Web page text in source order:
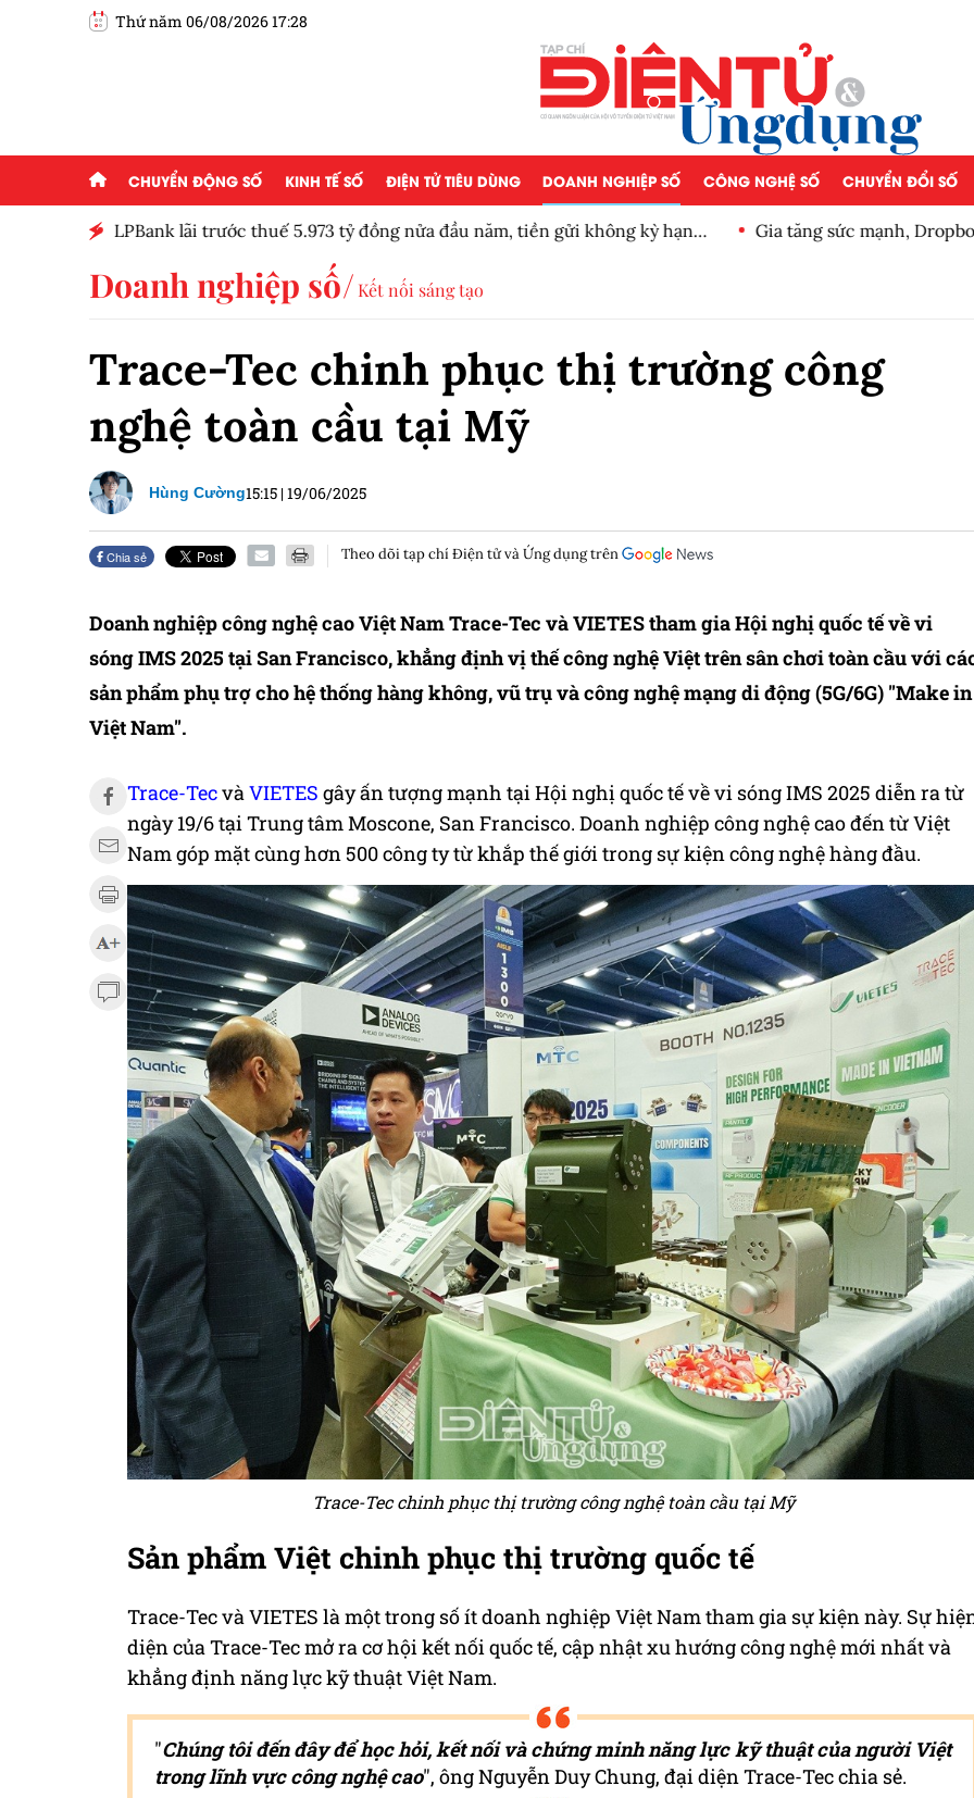
Thứ năm 06/08/2026 17:28
CHUYỂN ĐỘNG SỐ KINH TẾ SỐ ĐIỆN TỬ TIÊU DÙNG DOANH NGHIỆP SỐ CÔNG NGHỆ SỐ CHUYỂN ĐỔI SỐ
LPBank lãi trước thuế 5.973 tỷ đồng nửa đầu năm, tiền gửi không kỳ hạn
Gia tăng sức mạnh,
Doanh nghiệp số Kết nối sáng tạo
Trace-Tec chinh phục thị trường công
nghệ toàn cầu tại Mỹ
Hùng Cường15:15 |19/06/2025
Chia sẻ Theo dõi tạp chí Điện tử và Ứng dụng trên
Doanh nghiệp công nghệ cao Việt Nam Trace-Tec và VIETES tham gia Hội nghị quốc tế về vi
sóng IMS 2025 tại San Francisco, khẳng định vị thế công nghệ Việt trên sân chơi toàn cầu với
sản phẩm phụ trợ cho hệ thống hàng không, vũ trụ và công nghệ mạng di động (5G/6G) "Make in
Việt Nam".
Trace-TecvàVIETES gây ấn tượng mạnh tại Hội nghị quốc tế về vi sóng IMS 2025 diễn ra từ
ngày 19/6 tại Trung tâm Moscone, San Francisco. Doanh nghiệp công nghệ cao đến từ Việt
Nam góp mặt cùng hơn 500 công ty từ khắp thế giới trong sự kiện công nghệ hàng đầu.
Trace-Tec chinh phục thị trường công nghệ toàn cầu tại Mỹ
Sản phẩm Việt chinh phục thị trường quốc tế
Trace-Tec và VIETES là một trong số ít doanh nghiệp Việt Nam tham gia sự kiện này. Sự
diện của Trace-Tec mở ra cơ hội kết nối quốc tế, cập nhật xu hướng công nghệ mới nhất và
khẳng định năng lực kỹ thuật Việt Nam.
"Chúng tôi đến đây để học hỏi, kết nối và chứng minh năng lực kỹ thuật của người Việt
trong lĩnh vực công nghệ cao", ông Nguyễn Duy Chung, đại diện Trace-Tec chia sẻ.